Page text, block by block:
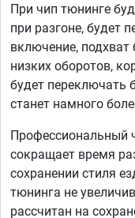
При чип тюнинге
при разгоне, будет
включение, подхват
низких оборотов,
будет переключать
станет намного
Профессиональный
сокращает время
сохранении стиля
тюнинга не
рассчитан на